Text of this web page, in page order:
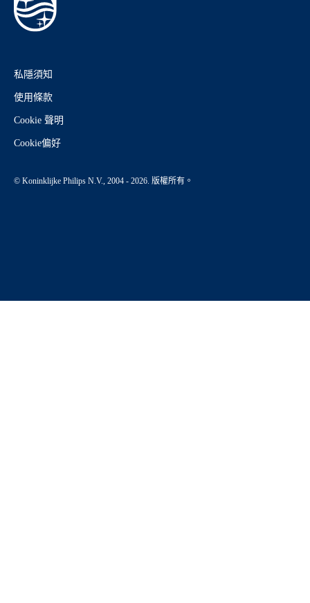
私隱須知
使用條款
Cookie 聲明
Cookie偏好
© Koninklijke Philips N.V., 2004 - 2026. 版權所有。